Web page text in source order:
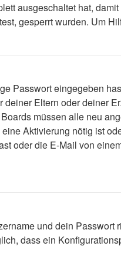
ausgeschaltet hat,
gesperrt wurden. Um
Passwort eingegeben
Eltern oder
müssen alle neu
Aktivierung nötig ist
oder die E-Mail von
und dein
dass ein